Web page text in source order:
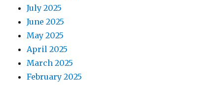
July 2025
June 2025
May 2025
April 2025
March 2025
February 2025